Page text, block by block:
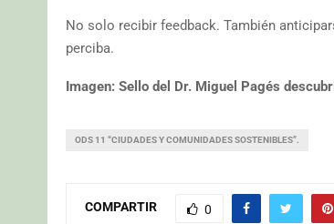
No solo recibir feedback. También
perciba.
Imagen: Sello del Dr. Miguel Pagés
ODS 11 “CIUDADES Y COMUNIDADES SOSTENIBLES”.
COMPARTIR 0